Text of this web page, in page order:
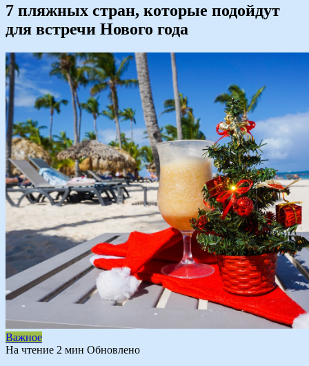
7 пляжных стран, которые подойдут
для встречи Нового года
Важное
На чтение 2 мин Обновлено